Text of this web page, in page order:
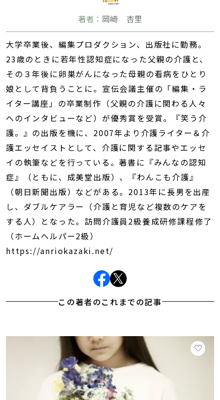
著者： 岡崎 杏里
大学卒業後、編集プロダクション、出版社に勤務。
23歳のときに若年性認知症になった父親の介護と、
その３年後に卵巣がんになった母親の看病をひとり
娘として背負うことに。宣伝会議主催の「編集・ラ
イター講座」の卒業制作（父親の介護に関わる人々
へのインタビューなど）が優秀賞を受賞。『笑う介
護。』の出版を機に、2007年より介護ライター＆介
護エッセイストとして、介護に関する記事やエッセ
イの執筆などを行っている。著書に『みんなの認知
症』（ともに、成美堂出版）、『わんこも介護』
（朝日新聞出版）などがある。2013年に長男を出産
し、ダブルケアラー（介護と育児など複数のケアを
する人）となった。訪問介護員2級養成研修課程修了
（ホームヘルパー2級）
https://anriokazaki.net/
この著者のこれまでの記事